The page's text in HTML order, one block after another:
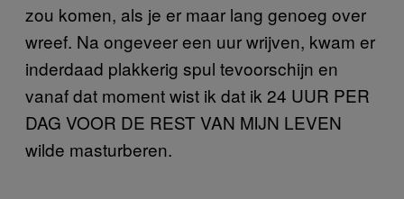
zou komen, als je er maar lang genoeg over
wreef. Na ongeveer een uur wrijven, kwam er
inderdaad plakkerig spul tevoorschijn en
vanaf dat moment wist ik dat ik 24 UUR PER
DAG VOOR DE REST VAN MIJN LEVEN
wilde masturberen.